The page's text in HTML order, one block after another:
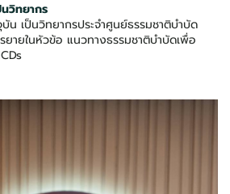
นวิทยากร
น เป็นวิทยากรประจำศูนย์ธรรมชาติบำบัด
ยายในหัวข้อ แนวทางธรรมชาติบำบัดเพื่อ